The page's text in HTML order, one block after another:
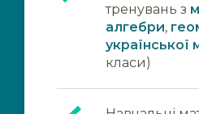
тренувань з
алгебри,
української
класи)